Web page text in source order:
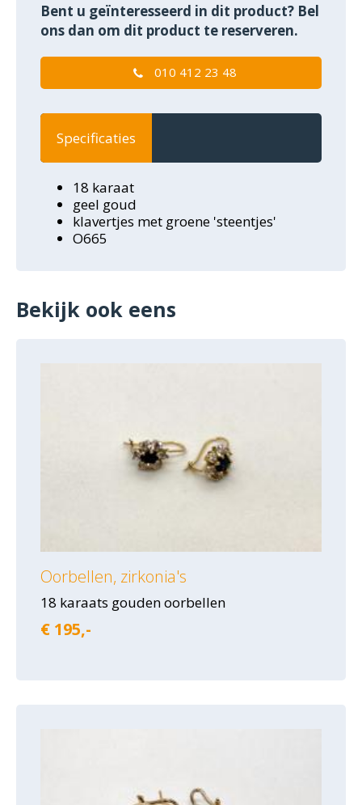
Bent u geïnteresseerd in dit product? Bel
ons dan om dit product te reserveren.
010 412 23 48
Specificaties
18 karaat
geel goud
klavertjes met groene 'steentjes'
O665
Bekijk ook eens
Oorbellen, zirkonia's
18 karaats gouden oorbellen
€ 195,-